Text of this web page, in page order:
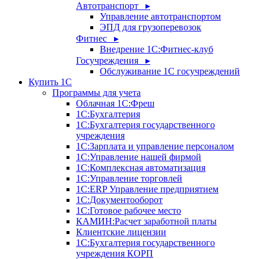
Автотранспорт ▸
Управление автотранспортом
ЭПД для грузоперевозок
Фитнес ▸
Внедрение 1С:Фитнес-клуб
Госучреждения ▸
Обслуживание 1С госучреждений
Купить 1С
Программы для учета
Облачная 1С:Фреш
1С:Бухгалтерия
1С:Бухгалтерия государственного
учреждения
1С:Зарплата и управление персоналом
1С:Управление нашей фирмой
1С:Комплексная автоматизация
1С:Управление торговлей
1С:ERP Управление предприятием
1С:Документооборот
1C:Готовое рабочее место
КАМИН:Расчет заработной платы
Клиентские лицензии
1С:Бухгалтерия государственного
учреждения КОРП